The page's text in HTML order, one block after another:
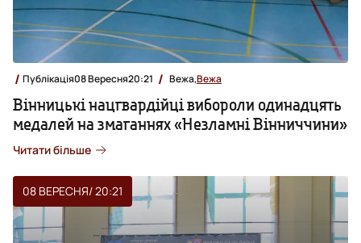
Публікація08 Вересня20:21 Вежа,Вежа
Вінницькі нацгвардійці вибороли одинадцять
медалей на змаганнях «Незламні Вінниччини»
Читати більше
08 ВЕРЕСНЯ/ 20:21